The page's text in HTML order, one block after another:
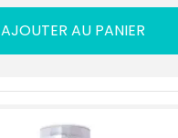
AJOUTER AU PANIER